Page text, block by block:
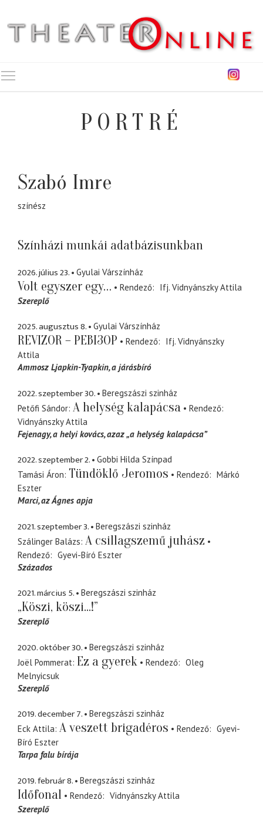
PORTRÉ
Szabó Imre
színész
Színházi munkái adatbázisunkban
2026. július 23. Gyulai Várszínház
Volt egyszer egy… Rendező
Ifj. Vidnyánszky Attila
Szereplő
2025. augusztus 8. Gyulai Várszínház
REVIZOR – РЕВІЗОР Rendező
Ifj. Vidnyánszky
Attila
Ammosz Ljapkin-Tyapkin a járásbíró
2022. szeptember 30.
Beregszászi szinház
Petőfi Sándor A helység kalapácsa
Rendező
Vidnyánszky Attila
Fejenagy a helyi kovács, azaz „a helység kalapácsa”
2022. szeptember 2.
Gobbi Hilda Színpad
Tamási Áron Tündöklő Jeromos Rendező
Márkó
Eszter
Marci az Ágnes apja
2021. szeptember 3.
Beregszászi szinház
Szálinger Balázs A csillagszemű juhász
Rendező
Gyevi-Bíró Eszter
Százados
2021. március 5. Beregszászi szinház
„Köszi, köszi...!”
Szereplő
2020. október 30.
Beregszászi szinház
Joël Pommerat Ez a gyerek Rendező
Oleg
Melnyicsuk
Szereplő
2019. december 7.
Beregszászi szinház
Eck Attila A veszett brigadéros Rendező
Gyevi-
Bíró Eszter
Tarpa falu bírája
2019. február 8. Beregszászi szinház
Időfonal Rendező
Vidnyánszky Attila
Szereplő